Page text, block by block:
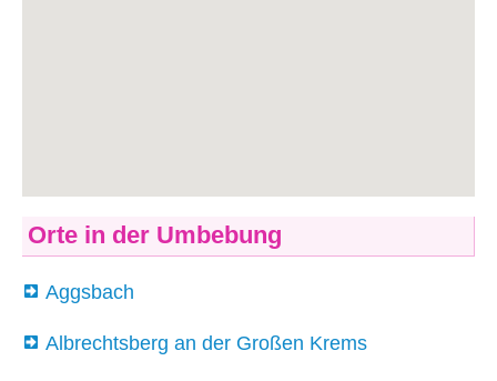
Orte in der Umbebung
Aggsbach
Albrechtsberg an der Großen Krems